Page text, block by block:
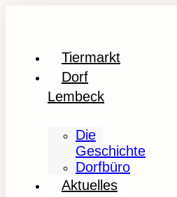
Tiermarkt
Dorf
Lembeck
Die
Geschichte
Dorfbüro
Aktuelles